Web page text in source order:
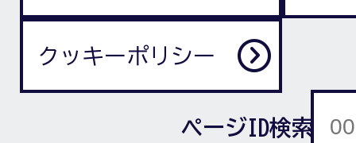
クッキーポリシー
ページID検索